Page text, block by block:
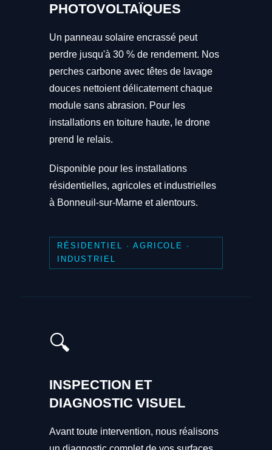
PHOTOVOLTAÏQUES
Un panneau solaire encrassé peut
perdre jusqu'à 30 % de rendement. Nos
perches carbone avec têtes de lavage
douces nettoient délicatement chaque
module sans abrasion. Pour les
installations en toiture haute, le drone
prend le relais.
Disponible pour les installations
résidentielles, agricoles et industrielles
à Bonneuil-sur-Marne et alentours.
RÉSIDENTIEL · AGRICOLE ·
INDUSTRIEL
🔍
INSPECTION ET
DIAGNOSTIC VISUEL
Avant toute intervention, nous réalisons